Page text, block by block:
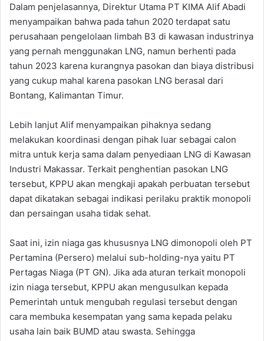
Dalam penjelasannya, Direktur Utama PT KIMA Alif Abadi
menyampaikan bahwa pada tahun 2020 terdapat satu
perusahaan pengelolaan limbah B3 di kawasan industrinya
yang pernah menggunakan LNG, namun berhenti pada
tahun 2023 karena kurangnya pasokan dan biaya distribusi
yang cukup mahal karena pasokan LNG berasal dari
Bontang, Kalimantan Timur.
Lebih lanjut Alif menyampaikan pihaknya sedang
melakukan koordinasi dengan pihak luar sebagai calon
mitra untuk kerja sama dalam penyediaan LNG di Kawasan
Industri Makassar. Terkait penghentian pasokan LNG
tersebut, KPPU akan mengkaji apakah perbuatan tersebut
dapat dikatakan sebagai indikasi perilaku praktik monopoli
dan persaingan usaha tidak sehat.
Saat ini, izin niaga gas khususnya LNG dimonopoli oleh PT
Pertamina (Persero) melalui sub-holding-nya yaitu PT
Pertagas Niaga (PT GN). Jika ada aturan terkait monopoli
izin niaga tersebut, KPPU akan mengusulkan kepada
Pemerintah untuk mengubah regulasi tersebut dengan
cara membuka kesempatan yang sama kepada pelaku
usaha lain baik BUMD atau swasta. Sehingga